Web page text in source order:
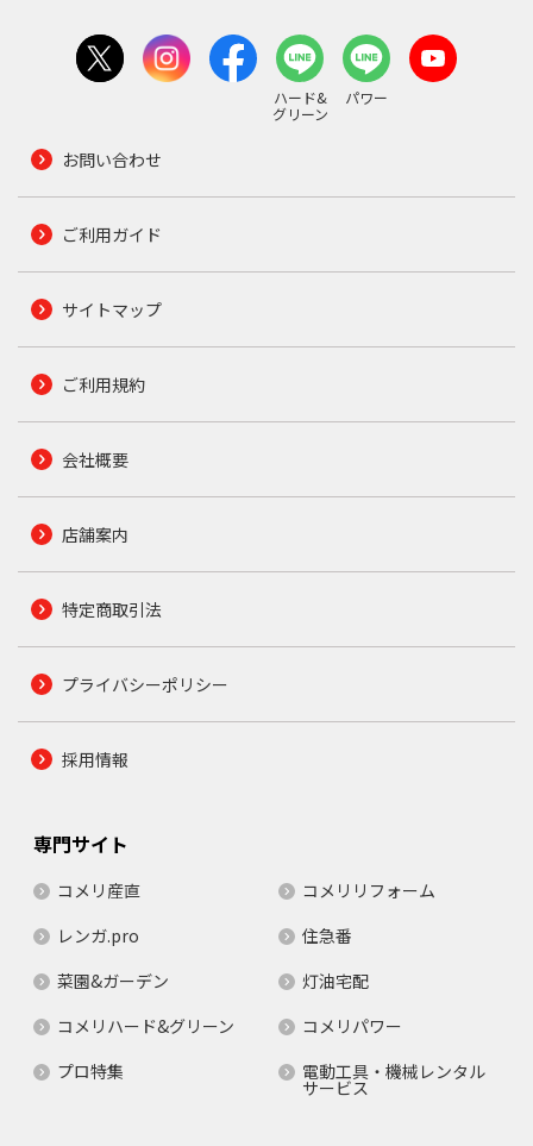
ハード&
グリーン
パワー
お問い合わせ
ご利用ガイド
サイトマップ
ご利用規約
会社概要
店舗案内
特定商取引法
プライバシーポリシー
採用情報
専門サイト
コメリ産直
コメリリフォーム
レンガ.pro
住急番
菜園&ガーデン
灯油宅配
コメリハード&グリーン
コメリパワー
プロ特集
電動工具・機械レンタル
サービス